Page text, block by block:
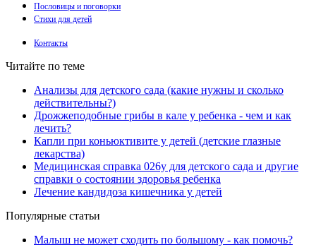
Пословицы и поговорки
Стихи для детей
Контакты
Читайте по теме
Анализы для детского сада (какие нужны и сколько
действительны?)
Дрожжеподобные грибы в кале у ребенка - чем и как
лечить?
Капли при коньюктивите у детей (детские глазные
лекарства)
Медицинская справка 026у для детского сада и другие
справки о состоянии здоровья ребенка
Лечение кандидоза кишечника у детей
Популярные статьи
Малыш не может сходить по большому - как помочь?